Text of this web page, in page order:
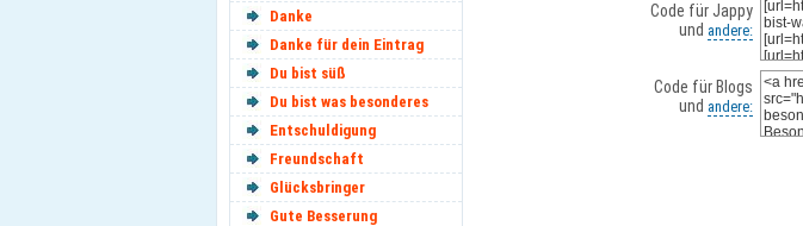
Danke
Danke für dein Eintrag
Du bist süß
Du bist was besonderes
Entschuldigung
Freundschaft
Glücksbringer
Gute Besserung
Code für Jappy
und andere:
Code für Blogs
und andere: